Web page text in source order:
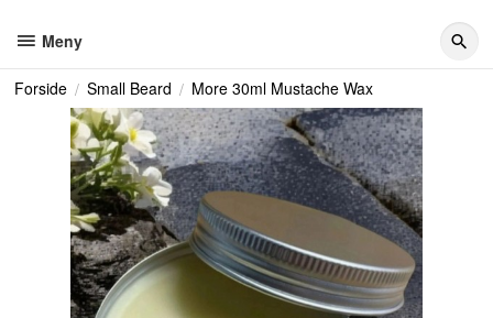
Meny
Forside Small Beard More 30ml Mustache Wax